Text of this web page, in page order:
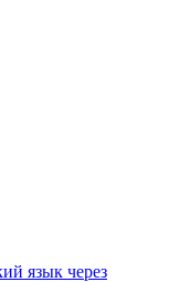
язык через